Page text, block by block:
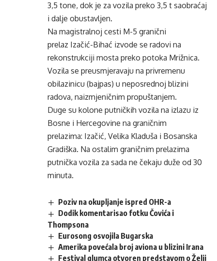
3,5 tone, dok je za vozila preko 3,5 t saobraćaj
i dalje obustavljen.
Na magistralnoj cesti M-5 granični
prelaz Izačić-Bihać izvode se radovi na
rekonstrukciji mosta preko potoka Mrižnica.
Vozila se preusmjeravaju na privremenu
obilazinicu (bajpas) u neposrednoj blizini
radova, naizmjeničnim propuštanjem.
Duge su kolone putničkih vozila na izlazu iz
Bosne i Hercegovine na graničnim
prelazima: Izačić, Velika Kladuša i Bosanska
Gradiška. Na ostalim graničnim prelazima
putnička vozila za sada ne čekaju duže od 30
minuta.
Poziv na okupljanje ispred OHR-a
Dodik komentarisao fotku Čovića i
Thompsona
Eurosong osvojila Bugarska
Amerika povećala broj aviona u blizini Irana
Festival glumca otvoren predstavom o Želji